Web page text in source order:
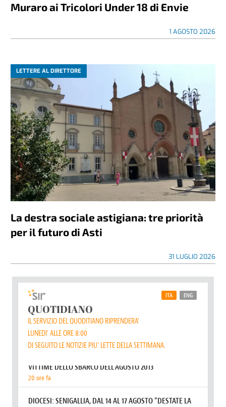
Muraro ai Tricolori Under 18 di Envie
1 AGOSTO 2026
LETTERE AL DIRETTORE
La destra sociale astigiana: tre priorità
per il futuro di Asti
31 LUGLIO 2026